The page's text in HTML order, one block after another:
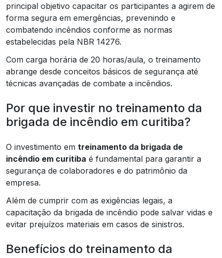
principal objetivo capacitar os participantes a agirem de
forma segura em emergências, prevenindo e
combatendo incêndios conforme as normas
estabelecidas pela NBR 14276.
Com carga horária de 20 horas/aula, o treinamento
abrange desde conceitos básicos de segurança até
técnicas avançadas de combate a incêndios.
Por que investir no treinamento da
brigada de incêndio em curitiba?
O investimento em treinamento da brigada de
incêndio em curitiba é fundamental para garantir a
segurança de colaboradores e do patrimônio da
empresa.
Além de cumprir com as exigências legais, a
capacitação da brigada de incêndio pode salvar vidas e
evitar prejuízos materiais em casos de sinistros.
Benefícios do treinamento da